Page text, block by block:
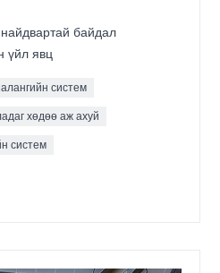
байдал
үйл явц
систем
хөдөө аж ахуй
систем